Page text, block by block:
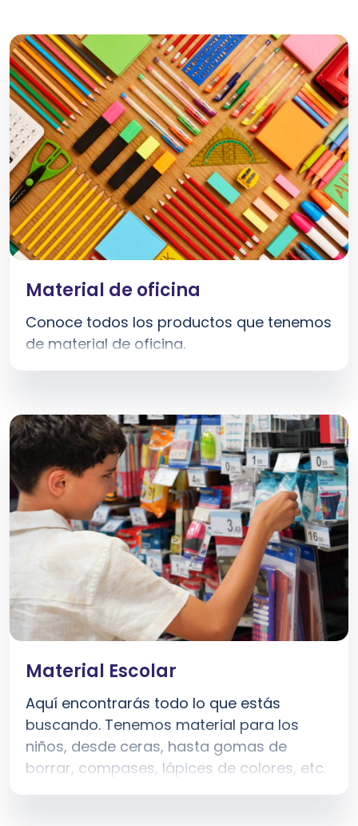
Material de oficina
Conoce todos los productos que tenemos
de material de oficina.
Material Escolar
Aquí encontrarás todo lo que estás
buscando. Tenemos material para los
niños, desde ceras, hasta gomas de
borrar, compases, lápices de colores, etc.